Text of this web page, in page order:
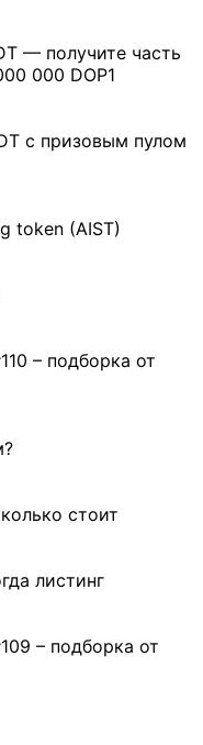
— получите часть
000 DOP1
с призовым пулом
token (AIST)
– подборка от
стоит
листинг
– подборка от